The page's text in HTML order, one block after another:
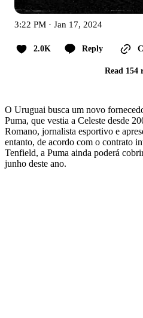
3:22 PM · Jan 17, 2024
2.0K Reply
Read 154
O Uruguai busca um novo
Puma, que vestia a Celeste desde
Romano, jornalista esportivo e
entanto, de acordo com o contrato
Tenfield, a Puma ainda poderá
junho deste ano.